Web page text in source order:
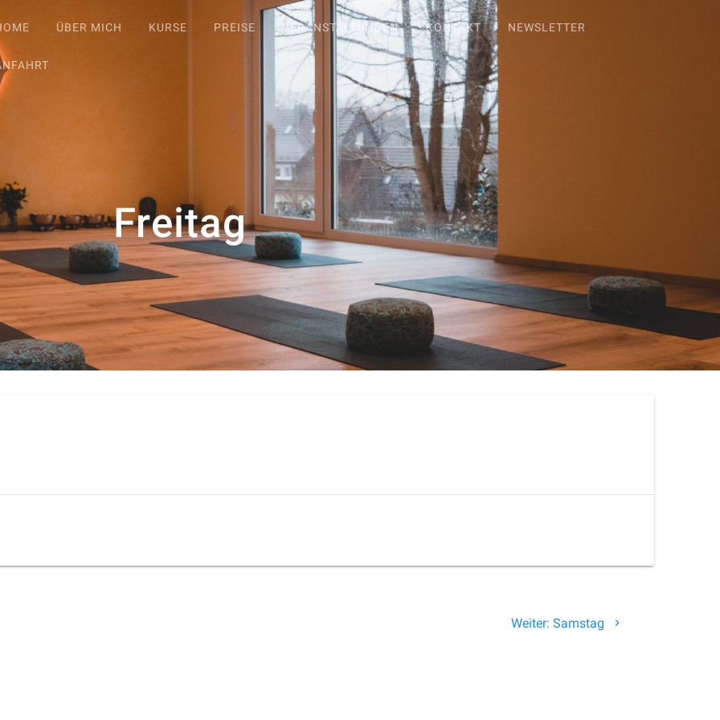
ÜBER MICH KURSE PREISE VERANSTALTUNGEN KONTAKT NEWSLETTER
Freitag
Weiter: Nächster
Samstag